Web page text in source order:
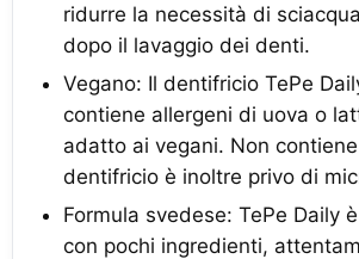
ridurre la necessità di
dopo il lavaggio dei denti.
Vegano: Il dentifricio TePe
contiene allergeni di uova o
adatto ai vegani. Non
dentifricio è inoltre privo di
Formula svedese: TePe Daily
con pochi ingredienti,